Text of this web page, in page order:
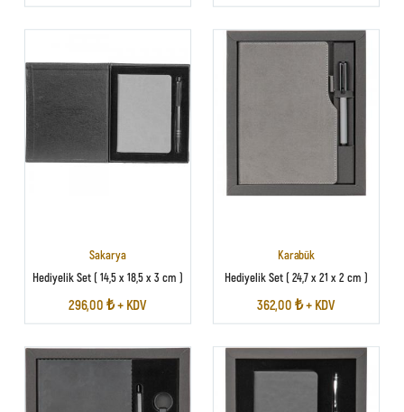
Sakarya
Hediyelik Set ( 14,5 x 18,5 x 3 cm )
296,00 ₺ + KDV
Karabük
Hediyelik Set ( 24,7 x 21 x 2 cm )
362,00 ₺ + KDV